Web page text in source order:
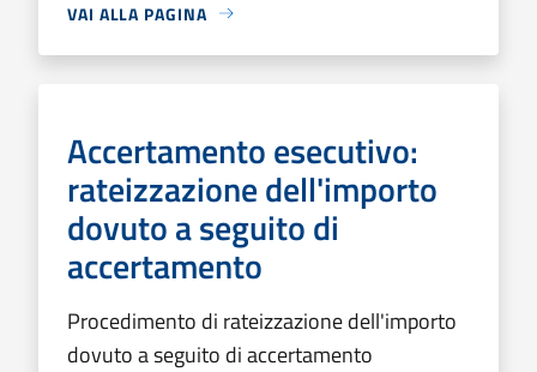
VAI ALLA PAGINA
Accertamento esecutivo:
rateizzazione dell'importo
dovuto a seguito di
accertamento
Procedimento di rateizzazione dell'importo
dovuto a seguito di accertamento